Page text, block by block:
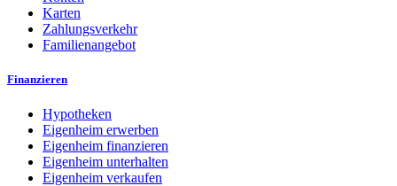
Karten
Zahlungsverkehr
Familienangebot
Finanzieren
Hypotheken
Eigenheim erwerben
Eigenheim finanzieren
Eigenheim unterhalten
Eigenheim verkaufen